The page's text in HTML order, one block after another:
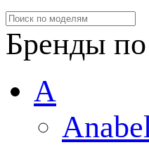
Бренды
A